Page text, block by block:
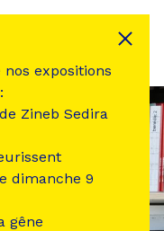
expositions
Zineb Sedira
dimanche 9
gêne